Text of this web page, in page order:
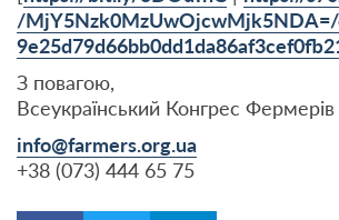
/
9e25d79d66bb0dd1da86af3cef0fb2
З повагою,
Всеукраїнський Конгрес Фермерів
info@farmers.org.ua
+38 (073) 444 65 75